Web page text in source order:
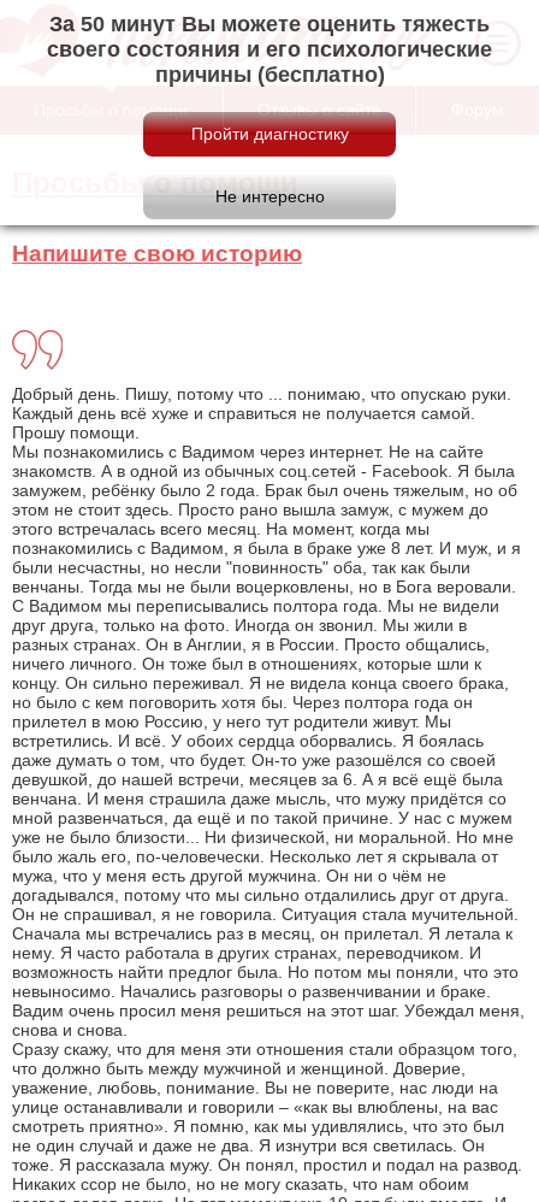
За 50 минут Вы можете оценить тяжесть
своего состояния и его психологические
причины (бесплатно)
Просьбы о помощи Отзывы о сайте
Просьбы о помощи
Напишите свою историю
Добрый день. Пишу, потому что ... понимаю, что опускаю руки.
Каждый день всё хуже и справиться не получается самой.
Прошу помощи.
Мы познакомились с Вадимом через интернет. Не на сайте
знакомств. А в одной из обычных соц.сетей - Facebook. Я была
замужем, ребёнку было 2 года. Брак был очень тяжелым, но об
этом не стоит здесь. Просто рано вышла замуж, с мужем до
этого встречалась всего месяц. На момент, когда мы
познакомились с Вадимом, я была в браке уже 8 лет. И муж, и я
были несчастны, но несли "повинность" оба, так как были
венчаны. Тогда мы не были воцерковлены, но в Бога веровали.
С Вадимом мы переписывались полтора года. Мы не видели
друг друга, только на фото. Иногда он звонил. Мы жили в
разных странах. Он в Англии, я в России. Просто общались,
ничего личного. Он тоже был в отношениях, которые шли к
концу. Он сильно переживал. Я не видела конца своего брака,
но было с кем поговорить хотя бы. Через полтора года он
прилетел в мою Россию, у него тут родители живут. Мы
встретились. И всё. У обоих сердца оборвались. Я боялась
даже думать о том, что будет. Он-то уже разошёлся со своей
девушкой, до нашей встречи, месяцев за 6. А я всё ещё была
венчана. И меня страшила даже мысль, что мужу придётся со
мной развенчаться, да ещё и по такой причине. У нас с мужем
уже не было близости... Ни физической, ни моральной. Но мне
было жаль его, по-человечески. Несколько лет я скрывала от
мужа, что у меня есть другой мужчина. Он ни о чём не
догадывался, потому что мы сильно отдалились друг от друга.
Он не спрашивал, я не говорила. Ситуация стала мучительной.
Сначала мы встречались раз в месяц, он прилетал. Я летала к
нему. Я часто работала в других странах, переводчиком. И
возможность найти предлог была. Но потом мы поняли, что это
невыносимо. Начались разговоры о развенчивании и браке.
Вадим очень просил меня решиться на этот шаг. Убеждал меня,
снова и снова.
Сразу скажу, что для меня эти отношения стали образцом того,
что должно быть между мужчиной и женщиной. Доверие,
уважение, любовь, понимание. Вы не поверите, нас люди на
улице останавливали и говорили – «как вы влюблены, на вас
смотреть приятно». Я помню, как мы удивлялись, что это был
не один случай и даже не два. Я изнутри вся светилась. Он
тоже. Я рассказала мужу. Он понял, простил и подал на развод.
Никаких ссор не было, но не могу сказать, что нам обоим